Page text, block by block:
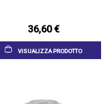
36,60 €
VISUALIZZA PRODOTTO